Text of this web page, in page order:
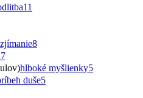
11
8
7
hlboké myšlienky5
duše5